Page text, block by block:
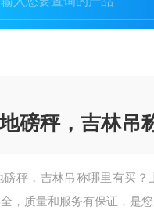
磅秤，吉林吊
秤，吉林吊称哪里有买
，质量和服务有保证，是您